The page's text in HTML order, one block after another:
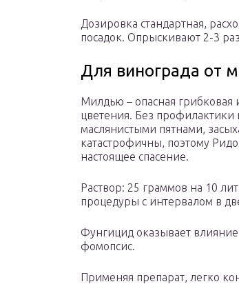
Дозировка стандартная,
посадок. Опрыскивают 2-3
Для винограда от
Милдью – опасная
цветения. Без
маслянистыми пятнами,
катастрофичны, поэтому
настоящее спасение.
Раствор: 25 граммов на 10
процедуры с интервалом в
Фунгицид оказывает
фомопсис.
Применяя препарат, легко